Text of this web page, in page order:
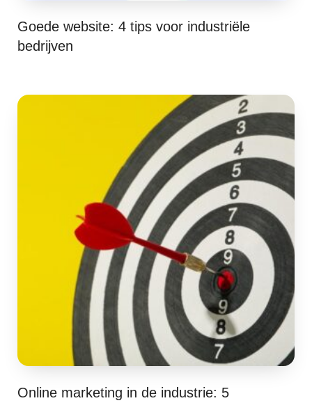
Goede website: 4 tips voor industriële
bedrijven
Online marketing in de industrie: 5